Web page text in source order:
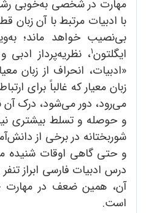
مهارت در شخصی به‌خوبی رشد
با ادبیات مرتبط با آن
بی‌نصیب خواهد ماند؛
ایگلتون1، نظریه‌پرداز
«ادبیات، انحراف از زبان
زبان معیار که غالباً برای
می‌رود، دور می‌شود، درک آن
و حوصله و تسلط بیشتری
شوربختانه در برخی از
و حتی گاهی اوقات شنیده
درس ادبیات فارسی ابراز
آن، همین ضعف در مهارت
است.